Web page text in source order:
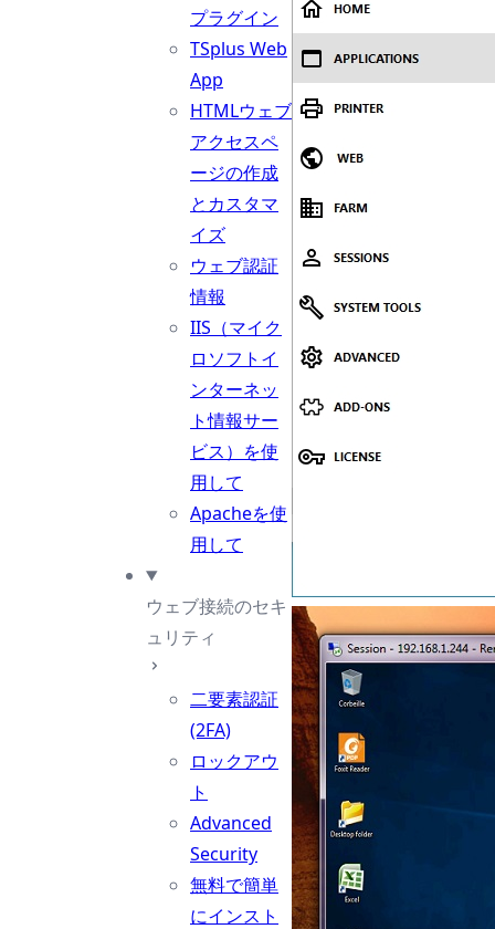
プラグイン
TSplus Web
App
HTMLウェブ
アクセスペ
ージの作成
とカスタマ
イズ
ウェブ認証
情報
IIS（マイク
ロソフトイ
ンターネッ
ト情報サー
ビス）を使
用して
Apacheを使
用して
ウェブ接続のセキ
ュリティ
二要素認証
(2FA)
ロックアウ
ト
Advanced
Security
無料で簡単
にインスト